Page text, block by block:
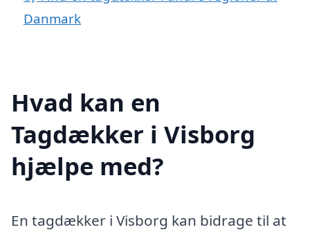
Danmark
Hvad kan en
Tagdækker i Visborg
hjælpe med?
En tagdækker i Visborg kan bidrage til at